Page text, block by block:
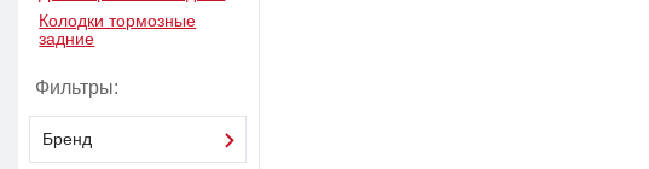
Колодки тормозные
задние
Фильтры:
Бренд